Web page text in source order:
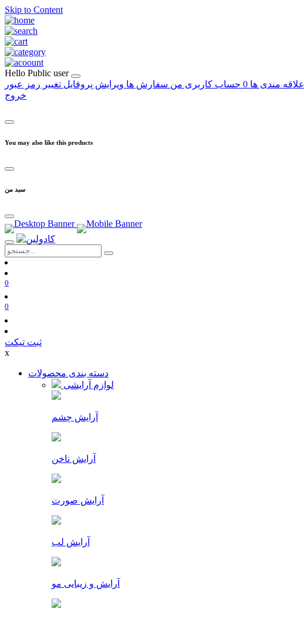
Skip to Content
Hello Public user
علاقه مندی ها 0 حساب کاربری من سفارش ها ویرایش پروفایل تغییر رمز عبور
خروج
You may also like this products
سبد من
0
0
ثبت تیکت
x
دسته بندی محصولات
لوازم آرایشی
آرایش چشم
آرایش ناخن
آرایش صورت
آرایش لب
آرایش و زیبایی مو